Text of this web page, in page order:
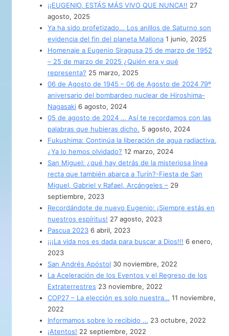
¡¡EUGENIO, ESTÁS MÁS VIVO QUE NUNCA!! 27
agosto, 2025
Ya ha sido profetizado… Los anillos de Saturno son
evidencia del fin del planeta Mallona 1 junio, 2025
Homenaje a Eugenio Siragusa 25 de marzo de 1952
– 25 de marzo de 2025 ¿Quién era y qué
representa? 25 marzo, 2025
06 de Agosto de 1945 – 06 de Agosto de 2024 79º
aniversario del bombardeo nuclear de Hiroshima-
Nagasaki 6 agosto, 2024
05 de agosto de 2024 … Así te recordamos con las
palabras que hubieras dicho. 5 agosto, 2024
Fukushima: Continúa la liberación de agua radiactiva.
¿Ya lo hemos olvidado? 12 marzo, 2024
San Miguel: ¿qué hay detrás de la misteriosa línea
recta que también abarca a Turín?-Fiesta de San
Miguel, Gabriel y Rafael, Arcángeles – 29
septiembre, 2023
Recordándote de nuevo Eugenio: ¡Siempre estás en
nuestros espíritus! 27 agosto, 2023
Pascua 2023 6 abril, 2023
¡¡¡La vida nos es dada para buscar a Dios!!! 6 enero,
2023
San Andrés Apóstol 30 noviembre, 2022
La Aceleración de los Eventos y el Regreso de los
Extraterrestres 23 noviembre, 2022
COP27 – La elección es solo nuestra… 11 noviembre,
2022
Informamos sobre lo recibido … 23 octubre, 2022
¡Atentos! 22 septiembre, 2022